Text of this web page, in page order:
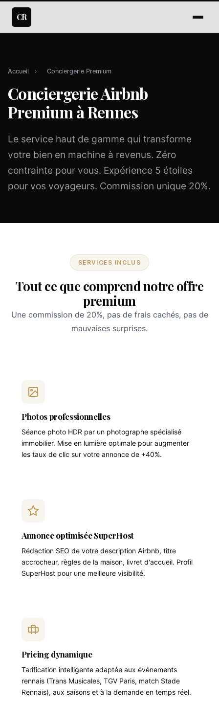
CR
Accueil › Conciergerie Premium
Conciergerie Airbnb
Premium à Rennes
Le service haut de gamme qui transforme
votre bien en machine à revenus. Zéro
contrainte pour vous. Expérience 5 étoiles
pour vos voyageurs. Commission unique 20%.
SERVICES INCLUS
Tout ce que comprend notre offre
premium
Une commission de 20%, pas de frais cachés, pas de
mauvaises surprises.
Photos professionnelles
Séance photo HDR par un photographe spécialisé
immobilier. Mise en lumière optimale pour augmenter
les taux de clic sur votre annonce de +40%.
Annonce optimisée SuperHost
Rédaction SEO de votre description Airbnb, titre
accrocheur, règles de la maison, livret d'accueil. Profil
SuperHost pour une meilleure visibilité.
Pricing dynamique
Tarification intelligente adaptée aux événements
rennais (Trans Musicales, TGV Paris, match Stade
Rennais), aux saisons et à la demande en temps réel.